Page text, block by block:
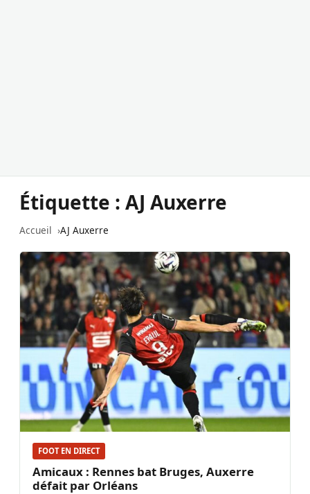
Étiquette : AJ Auxerre
Accueil AJ Auxerre
FOOT EN DIRECT
Amicaux : Rennes bat Bruges, Auxerre
défait par Orléans